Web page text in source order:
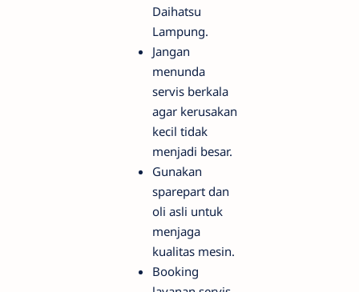
Daihatsu
Lampung.
Jangan
menunda
servis berkala
agar kerusakan
kecil tidak
menjadi besar.
Gunakan
sparepart dan
oli asli untuk
menjaga
kualitas mesin.
Booking